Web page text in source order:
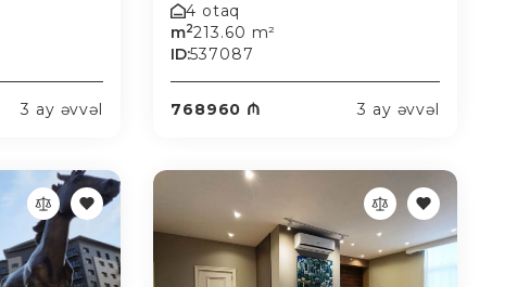
3 ay əvvəl
4 otaq
m2213.60 m²
ID:537087
768960 ₼ 3 ay əvvəl